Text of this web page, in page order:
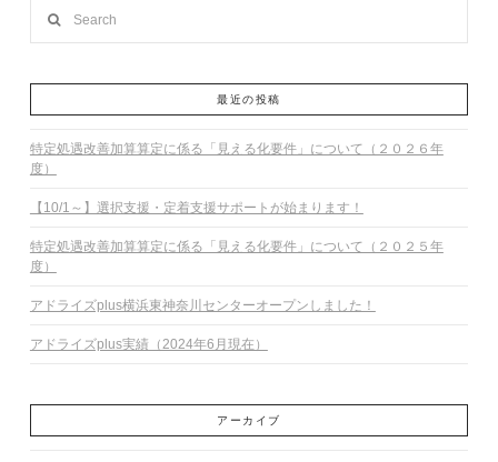
最近の投稿
特定処遇改善加算算定に係る「見える化要件」について（２０２６年
度）
【10/1～】選択支援・定着支援サポートが始まります！
特定処遇改善加算算定に係る「見える化要件」について（２０２５年
度）
アドライズplus横浜東神奈川センターオープンしました！
アドライズplus実績（2024年6月現在）
アーカイブ